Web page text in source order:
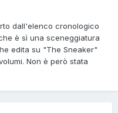
dall'elenco cronologico
è sì una sceneggiatura
edita su "The Sneaker"
Non è però stata